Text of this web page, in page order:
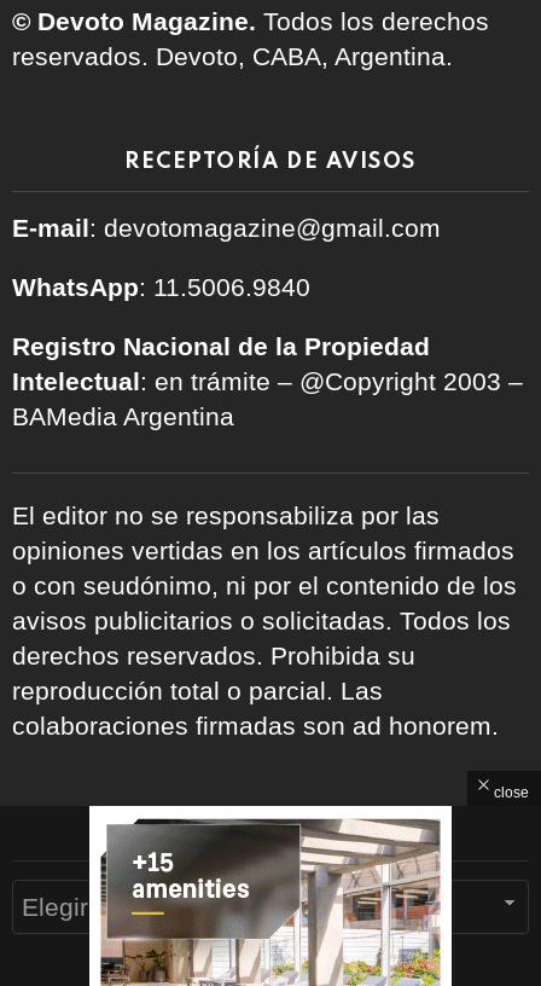
© Devoto Magazine. Todos los derechos
reservados. Devoto, CABA, Argentina.
RECEPTORÍA DE AVISOS
E-mail: devotomagazine@gmail.com
WhatsApp: 11.5006.9840
Registro Nacional de la Propiedad
Intelectual: en trámite – @Copyright 2003 –
BAMedia Argentina
El editor no se responsabiliza por las
opiniones vertidas en los artículos firmados
o con seudónimo, ni por el contenido de los
avisos publicitarios o solicitadas. Todos los
derechos reservados. Prohibida su
reproducción total o parcial. Las
colaboraciones firmadas son ad honorem.
ARCHIVOS
Archivos
close